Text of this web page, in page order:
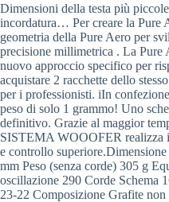
Dimensioni della testa più
incordatura… Per creare la Pure
geometria della Pure Aero per
precisione millimetrica . La Pure
nuovo approccio specifico per
acquistare 2 racchette dello
per i professionisti. iIn
peso di solo 1 grammo! Uno
definitivo. Grazie al maggior
SISTEMA WOOOFER realizza
e controllo
mm Peso (senza corde) 305 g
oscillazione 290 Corde Schema
23-22 Composizione Grafite